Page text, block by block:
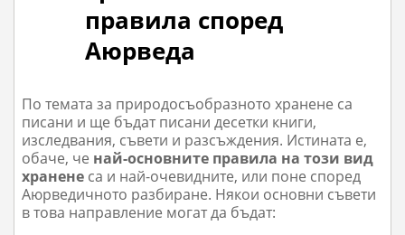
правила според
Аюрведа
По темата за природосъобразното хранене са
писани и ще бъдат писани десетки книги,
изследвания, съвети и разсъждения. Истината е,
обаче, че най-основните правила на този вид
хранене са и най-очевидните, или поне според
Аюрведичното разбиране. Някои основни съвети
в това направление могат да бъдат: